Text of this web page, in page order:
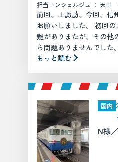
担当コンシェルジュ ： 天田
前回、上諏訪、今回、
お願いしました。 初回
難がありまたが、その他
ら問題ありませんでした
もっと読む
国内
N様